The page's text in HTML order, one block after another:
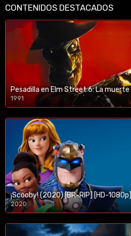
CONTENIDOS DESTACADOS
1991
¡Scooby! (2020) [BR-RIP] [HD-1080p]
2020
1080p/720p